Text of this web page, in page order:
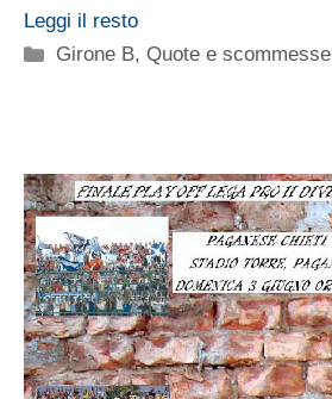
Leggi il resto
Categorie
Girone B,Quote e scommesse